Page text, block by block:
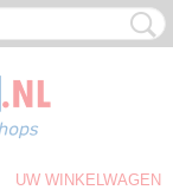
UW WINKELWAGEN